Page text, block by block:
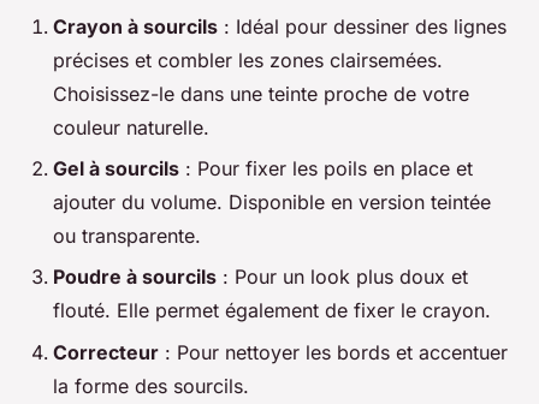
Crayon à sourcils : Idéal pour dessiner des lignes
précises et combler les zones clairsemées.
Choisissez-le dans une teinte proche de votre
couleur naturelle.
Gel à sourcils : Pour fixer les poils en place et
ajouter du volume. Disponible en version teintée
ou transparente.
Poudre à sourcils : Pour un look plus doux et
flouté. Elle permet également de fixer le crayon.
Correcteur : Pour nettoyer les bords et accentuer
la forme des sourcils.